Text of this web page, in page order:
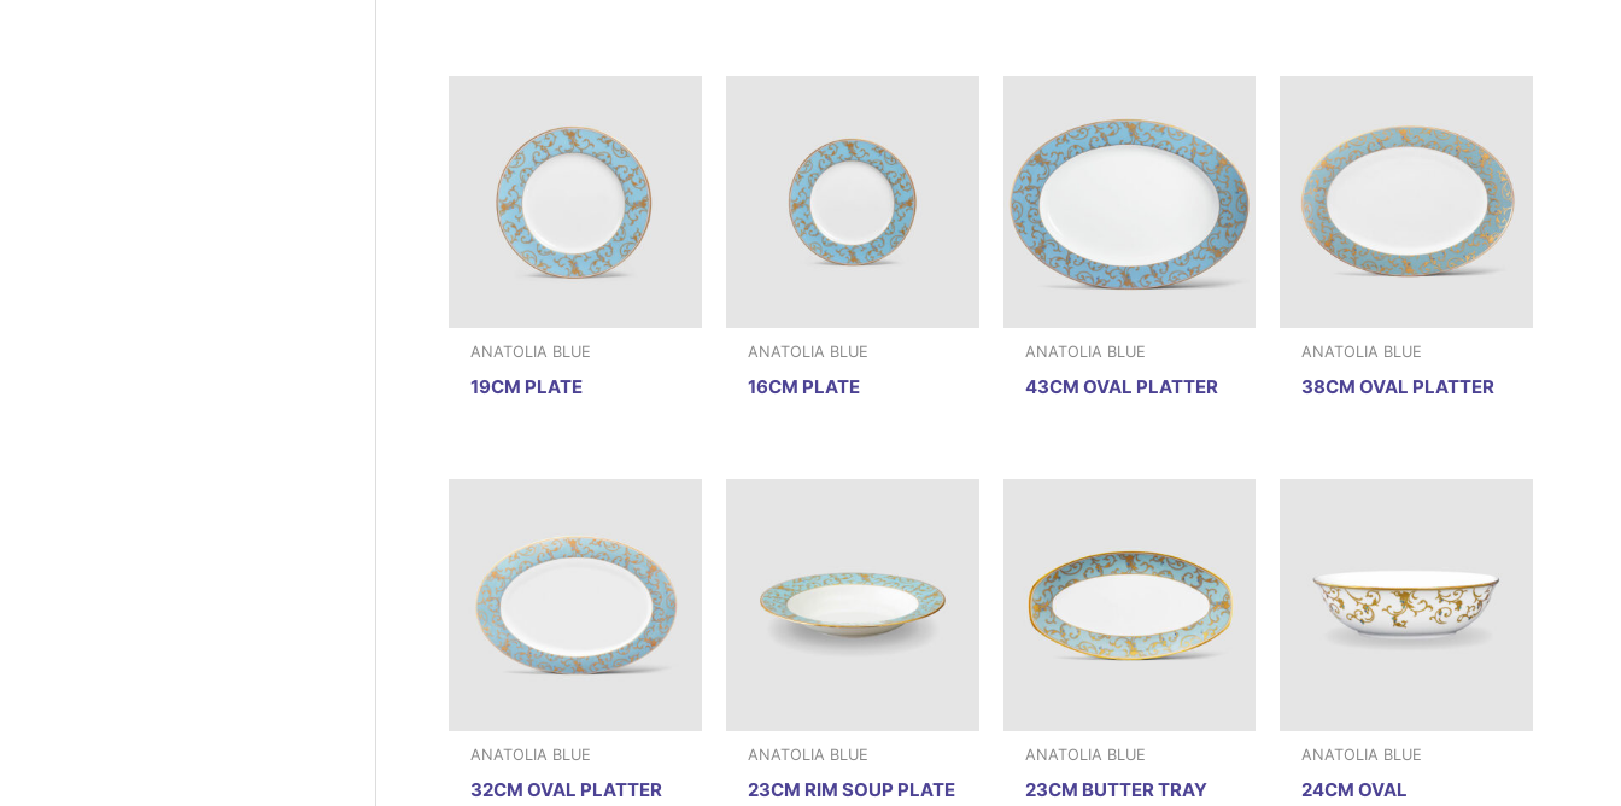
ANATOLIA BLUE
19CM PLATE
ANATOLIA BLUE
16CM PLATE
ANATOLIA BLUE
43CM OVAL PLATTER
ANATOLIA BLUE
38CM OVAL PLATTER
ANATOLIA BLUE
32CM OVAL PLATTER
ANATOLIA BLUE
23CM RIM SOUP PLATE
ANATOLIA BLUE
23CM BUTTER TRAY
ANATOLIA BLUE
24CM OVAL